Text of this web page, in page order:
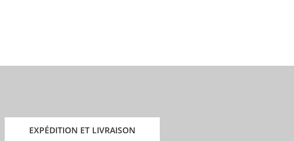
EXPÉDITION ET LIVRAISON